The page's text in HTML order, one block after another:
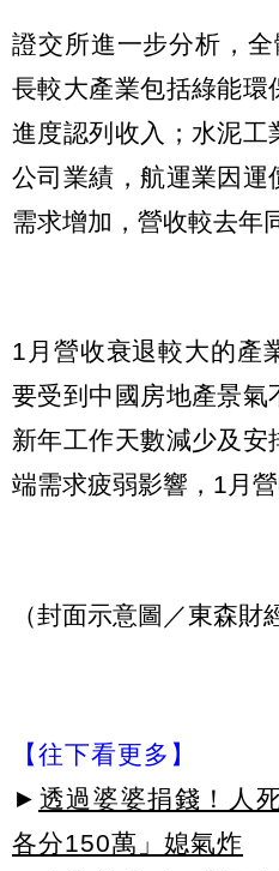
證交所進一步分析，
長較大產業包括綠能環
進度認列收入；水泥工
公司業績，航運業因運
需求增加，營收較去年
1月營收衰退較大的產
要受到中國房地產景氣
新年工作天數減少及安
端需求疲弱影響，1月
（封面示意圖／東森財
【往下看更多】
► 透過婆婆捐錢！人
各分150萬」媳氣炸